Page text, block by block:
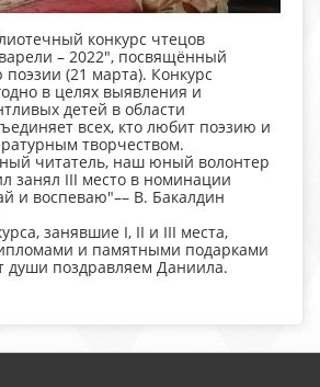
конкурс чтецов
– 2022", посвящённый
(21 марта). Конкурс
в целях выявления и
детей в области
всех, кто любит поэзию и
творчеством.
читатель, наш юный волонтер
занял III место в номинации
и воспеваю"–– В. Бакалдин
занявшие I, II и III места,
и памятными подарками
души поздравляем Даниила.